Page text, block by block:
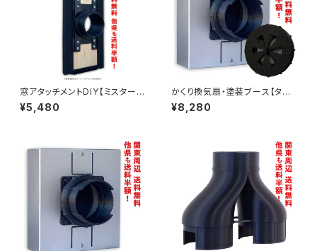
窓アタッチメントDIY【ミスターホ
ビー塗装ブース版】関東周辺な
ら送料無料！他県も半額！
¥5,480
かくり換気扇・塗装ブース【タミ
ヤ塗装ブース】通気フタセット／
関東周辺なら送料無料！他県も
¥8,280